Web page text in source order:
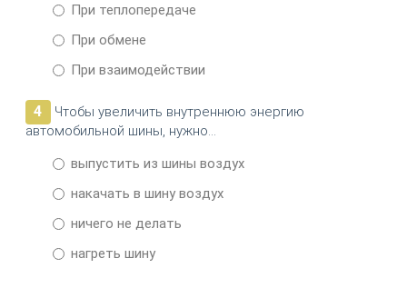
При теплопередаче
При обмене
При взаимодействии
4
Чтобы увеличить внутреннюю энергию
автомобильной шины, нужно...
выпустить из шины воздух
накачать в шину воздух
ничего не делать
нагреть шину